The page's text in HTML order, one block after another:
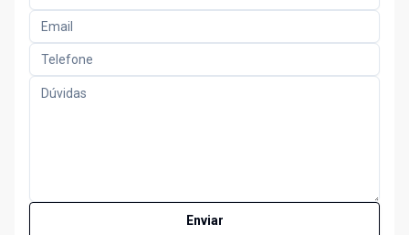
Enviar